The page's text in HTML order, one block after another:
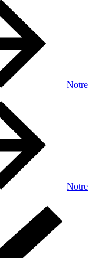
Notre
Notre